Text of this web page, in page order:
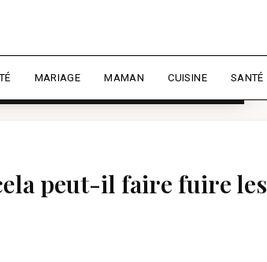
et mesurer l'audience.
MARIAGE MAMAN CUISINE SANTÉ
peut-il faire fuire les